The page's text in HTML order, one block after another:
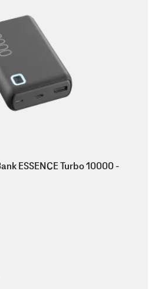
ESSENCE Turbo 10000 -